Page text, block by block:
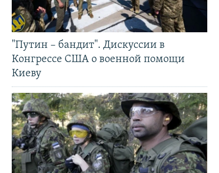
"Путин – бандит". Дискуссии в
Конгрессе США о военной помощи
Киеву